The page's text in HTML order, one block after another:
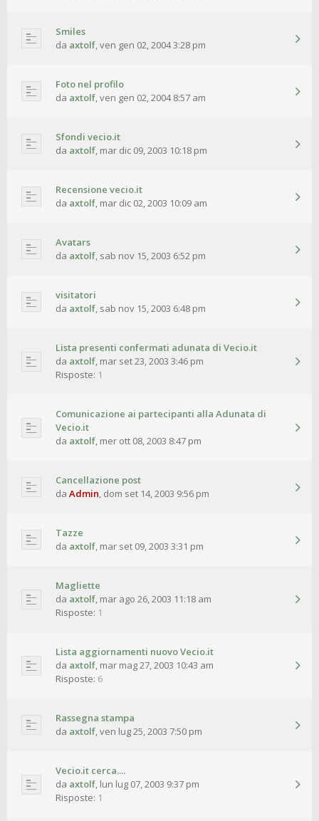
Smiles
da axtolf,ven gen 02, 2004 3:28 pm
Foto nel profilo
da axtolf,ven gen 02, 2004 8:57 am
Sfondi vecio.it
da axtolf, mar dic 09, 2003 10:18 pm
Recensione vecio.it
da axtolf, mar dic 02, 2003 10:09 am
Avatars
da axtolf, sab nov 15, 2003 6:52 pm
visitatori
da axtolf, sab nov 15, 2003 6:48 pm
Lista presenti confermati adunata di Vecio.it
da axtolf, mar set 23, 2003 3:46 pm
Risposte: 1
Comunicazione ai partecipanti alla Adunata di
Vecio.it
da axtolf, mer ott 08, 2003 8:47 pm
Cancellazione post
da Admin, dom set 14, 2003 9:56 pm
Tazze
da axtolf, mar set 09, 2003 3:31 pm
Magliette
da axtolf, mar ago 26, 2003 11:18 am
Risposte: 1
Lista aggiornamenti nuovo Vecio.it
da axtolf, mar mag 27, 2003 10:43 am
Risposte: 6
Rassegna stampa
da axtolf,ven lug 25, 2003 7:50 pm
Vecio.it cerca....
da axtolf, lun lug 07, 2003 9:37 pm
Risposte: 1